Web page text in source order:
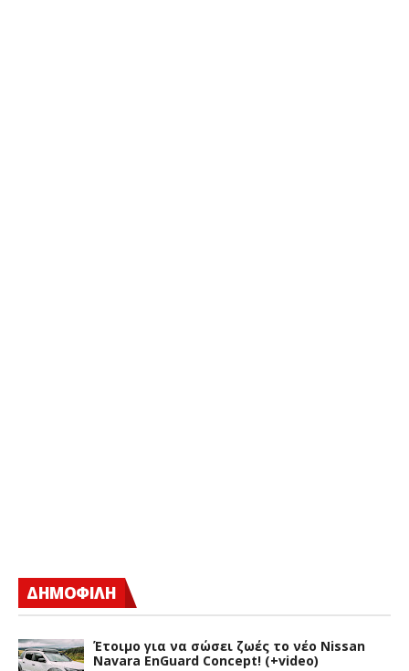
ΔΗΜΟΦΙΛΗ
Έτοιμο για να σώσει ζωές το νέο Nissan
Navara EnGuard Concept! (+video)